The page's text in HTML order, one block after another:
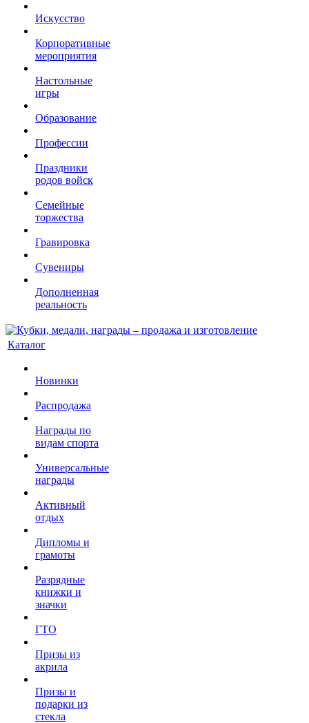
Искусство
Корпоративные
мероприятия
Настольные
игры
Образование
Профессии
Праздники
родов войск
Семейные
торжества
Гравировка
Сувениры
Дополненная
реальность
Каталог
Новинки
Распродажа
Награды по
видам спорта
Универсальные
награды
Активный
отдых
Дипломы и
грамоты
Разрядные
книжки и
значки
ГТО
Призы из
акрила
Призы и
подарки из
стекла